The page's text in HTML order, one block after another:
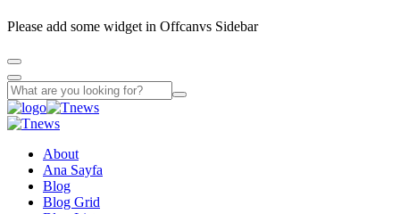
Please add some widget in Offcanvs Sidebar
About
Ana Sayfa
Blog
Blog Grid